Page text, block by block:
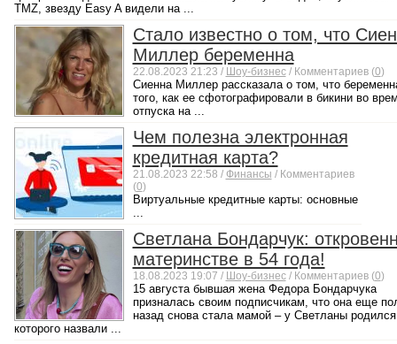
TMZ, звезду Easy A видели на ...
Стало известно о том, что
Миллер беременна
22.08.2023 21:23 / Шоу-бизнес/ Комментариев (0)
Сиенна Миллер рассказала о том, что
того, как ее сфотографировали в бикини во
отпуска на ...
Чем полезна электронная
кредитная карта?
21.08.2023 22:58 / Финансы / Комментариев
(0)
Виртуальные кредитные карты: основные
...
Светлана Бондарчук:
материнстве в 54 года!
18.08.2023 19:07 / Шоу-бизнес/ Комментариев (0)
15 августа бывшая жена Федора Бондарчука
призналась своим подписчикам, что она еще
назад снова стала мамой – у Светланы
которого назвали ...